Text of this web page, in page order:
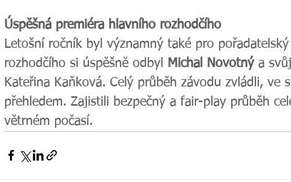
Úspěšná premiéra hlavního rozhodčího
Letošní ročník byl významný také pro
rozhodčího si úspěšně odbyl
Michal Novotný a svůj
Kateřina Kaňková. Celý průběh závodu zvládli, ve
přehledem. Zajistili bezpečný a fair-play průběh
větrném počasí.